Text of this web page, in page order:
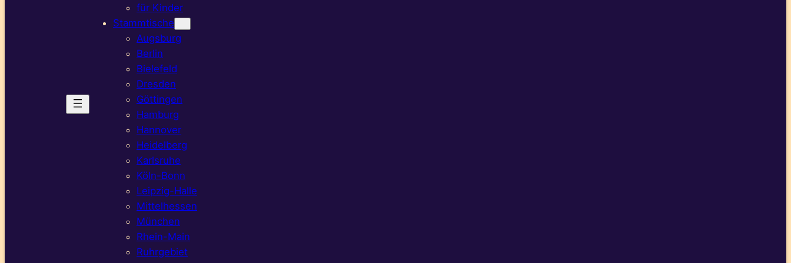
für Kinder
Stammtische
Augsburg
Berlin
Bielefeld
Dresden
Göttingen
Hamburg
Hannover
Heidelberg
Karlsruhe
Köln-Bonn
Leipzig-Halle
Mittelhessen
München
Rhein-Main
Ruhrgebiet